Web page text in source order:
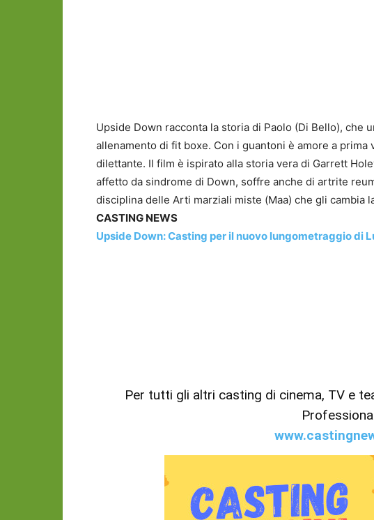
Upside Down racconta la storia di Paolo (Di Bello), che
allenamento di fit boxe. Con i guantoni è amore a
dilettante. Il film è ispirato alla storia vera di Garrett
affetto da sindrome di Down, soffre anche di artrite
disciplina delle Arti marziali miste (Maa) che gli cambia
CASTING NEWS
Upside Down: Casting per il nuovo lungometraggio di
Per tutti gli altri casting di cinema, TV e